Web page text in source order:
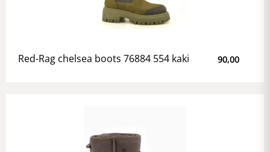
Red-Rag chelsea boots 76884 554 kaki 90,00